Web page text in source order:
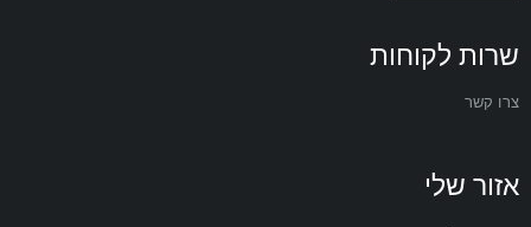
שרות לקוחות
צרו קשר
אזור שלי